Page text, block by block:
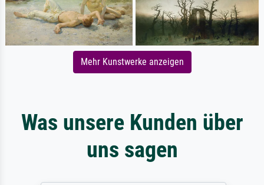
Mehr Kunstwerke anzeigen
Was unsere Kunden über
uns sagen